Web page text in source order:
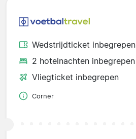
Wedstrijdticket inbegrepen
2 hotelnachten inbegrepen
Vliegticket inbegrepen
Corner